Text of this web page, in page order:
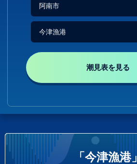
潮見表を見る
「今津漁港」